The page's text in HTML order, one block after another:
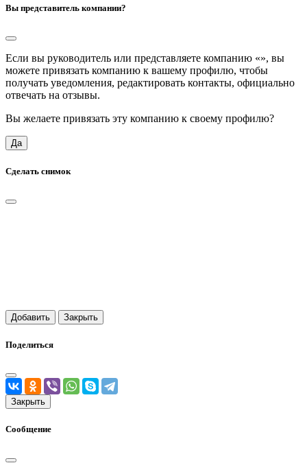
Вы представитель компании?
Если вы руководитель или представляете компанию «», вы
можете привязать компанию к вашему профилю, чтобы
получать уведомления, редактировать контакты, официально
отвечать на отзывы.
Вы желаете привязать эту компанию к своему профилю?
Да
Сделать снимок
Добавить Закрыть
Поделиться
Закрыть
Сообщение